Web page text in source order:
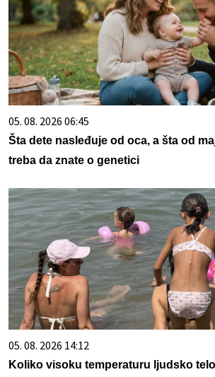
05. 08. 2026 06:45
Šta dete nasleđuje od oca, a šta od
treba da znate o genetici
05. 08. 2026 14:12
Koliko visoku temperaturu ljudsko